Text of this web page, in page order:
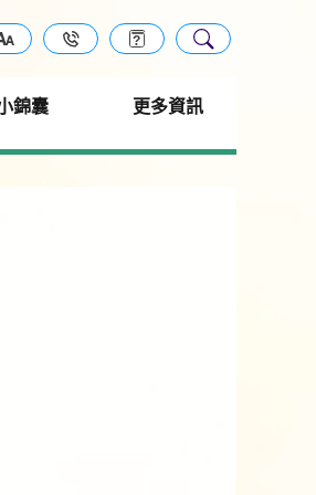
錦囊 更多資訊